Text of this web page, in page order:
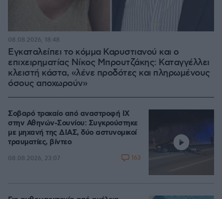
Εγκαταλείπει το κόμμα Καρυστιανού και ο
επιχειρηματίας Νίκος Μπρουτζάκης: Καταγγέλλει
κλειστή κάστα, «λένε προδότες και πληρωμένους
όσους αποχωρούν»
08.08.2026, 18:48
Σοβαρό τροχαίο από αναστροφή ΙΧ
στην Αθηνών-Σουνίου: Συγκρούστηκε
με μηχανή της ΔΙΑΣ, δύο αστυνομικοί
τραυματίες, βίντεο
08.08.2026, 23:07 163